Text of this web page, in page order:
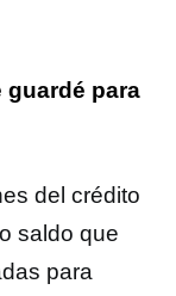
guardé para
del crédito
saldo que
para